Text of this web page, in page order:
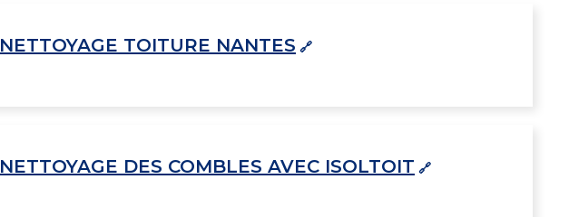
NETTOYAGE TOITURE NANTES
NETTOYAGE DES COMBLES AVEC ISOLTOIT